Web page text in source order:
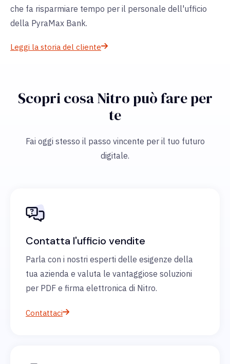
che fa risparmiare tempo per il personale dell'ufficio
della PyraMax Bank.
Leggi la storia del cliente
Scopri cosa Nitro può fare per
te
Fai oggi stesso il passo vincente per il tuo futuro
digitale.
Contatta l'ufficio vendite
Parla con i nostri esperti delle esigenze della
tua azienda e valuta le vantaggiose soluzioni
per PDF e firma elettronica di Nitro.
Contattaci